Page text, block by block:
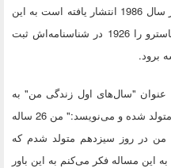
است، پیتر جی بورن در کتاب فیدل که در سال 1986 انتشار یافته است به این
نکته اشاره می‌کند که سال تولد فیدل کاسترو را 1926 در شناسنامه‌اش ثبت
برود.
عنوان "سال‌های اول زندگی من" به
این نکته اشاره می‌کند که در سال 1926 متولد شده و می‌نویسد:" من 26 ساله
من در روز سیزدهم متولد شدم که
به این مساله فکر می‌کنم به این باور